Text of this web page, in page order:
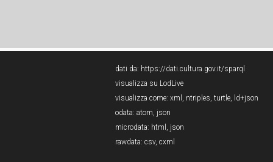
dati da: https://dati.cultura.gov.it/sparql
visualizza su LodLive
visualizza come: xml , ntriples, turtle, ld+json
odata: atom, json
microdata: html , json
rawdata: csv, cxml